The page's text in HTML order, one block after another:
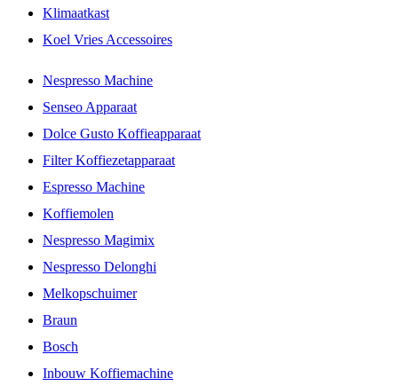
Klimaatkast
Koel Vries Accessoires
Nespresso Machine
Senseo Apparaat
Dolce Gusto Koffieapparaat
Filter Koffiezetapparaat
Espresso Machine
Koffiemolen
Nespresso Magimix
Nespresso Delonghi
Melkopschuimer
Braun
Bosch
Inbouw Koffiemachine